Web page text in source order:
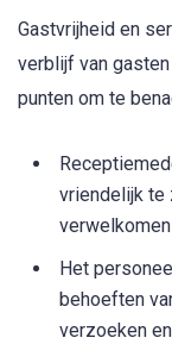
Gastvrijheid en
verblijf van
punten om te
vriendelijk te
Het
behoeften
verzoeken